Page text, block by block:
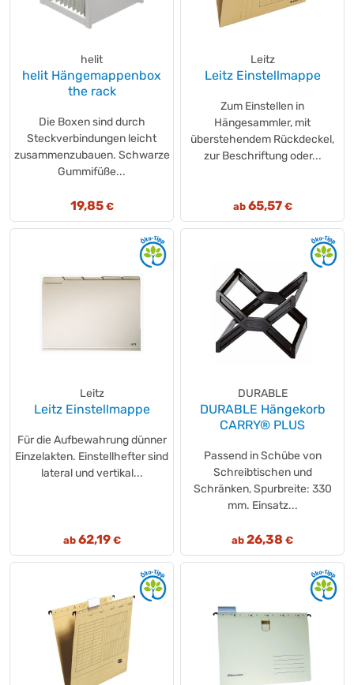
helit
helit Hängemappenbox
the rack
Die Boxen sind durch
Steckverbindungen leicht
zusammenzubauen. Schwarze
Gummifüße...
19,85€
Leitz
Leitz Einstellmappe
Zum Einstellen in
Hängesammler, mit
überstehendem Rückdeckel,
zur Beschriftung oder...
ab 65,57€
Leitz
Leitz Einstellmappe
Für die Aufbewahrung dünner
Einzelakten. Einstellhefter sind
lateral und vertikal...
ab 62,19€
DURABLE
DURABLE Hängekorb
CARRY® PLUS
Passend in Schübe von
Schreibtischen und
Schränken, Spurbreite: 330
mm. Einsatz...
ab 26,38 €